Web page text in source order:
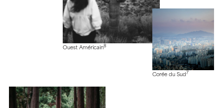
Ouest Américain8
Corée du Sud 7